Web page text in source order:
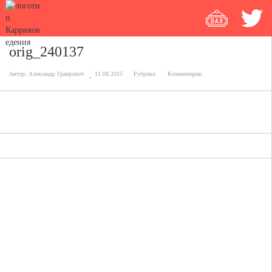
orig_240137
Автор: Александр Граирович 11.08.2015 Рубрика: Комментарии